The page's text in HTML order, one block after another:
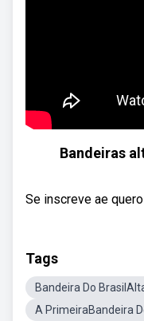
Bandeiras
Se inscreve ae
Tags
Bandeira Do
A PrimeiraBandeira